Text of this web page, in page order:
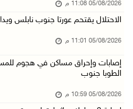
الاحتلال يقتحم كفر مالك ودير
"التربية" تخرج الفوج الأول من
05/آب/2026 06:44 م
05/08/2026 11:08 م
الاحتلال يقتحم عورتا جنوب نابلس
05/08/2026 11:01 م
إصابات وإحراق مساكن في هجوم
الطوبا جنوب
05/08/2026 10:59 م